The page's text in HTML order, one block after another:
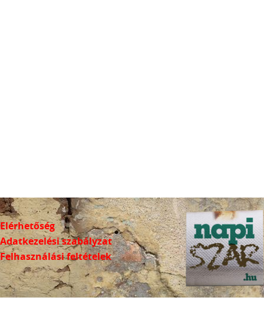
Elérhetőség
Adatkezelési szabályzat
Felhasználási feltételek